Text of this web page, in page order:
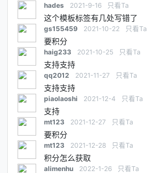
hades 2021-9-16 只看Ta
这个模板标签有几处写错了
gs155459 2021-10-22 只看Ta
要积分
haig233 2021-10-25 只看Ta
支持支持
qq2012 2021-11-27 只看Ta
支持支持
piaolaoshi 2021-12-4 只看Ta
支持
mt123 2021-12-27 只看Ta
要积分
mt123 2021-12-28 只看Ta
积分怎么获取
alimenhu 2022-1-26 只看Ta